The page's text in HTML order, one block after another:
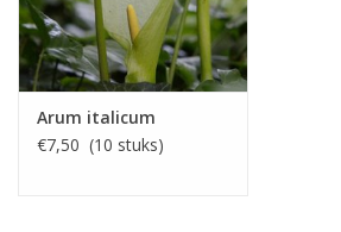
Arum italicum
€7,50 (10 stuks)